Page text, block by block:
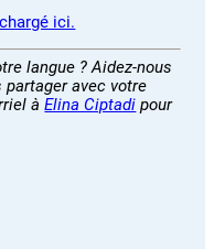
ici.
langue ? Aidez-nous
avec votre
àElina Ciptadi pour